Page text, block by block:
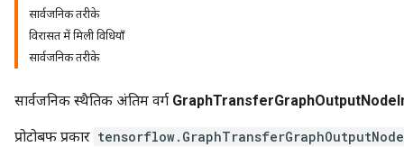
सार्वजनिक तरीके
विरासत में मिली विधियाँ
सार्वजनिक तरीके
सार्वजनिक स्थैतिक अंतिम वर्ग
प्रोटोबफ प्रकार